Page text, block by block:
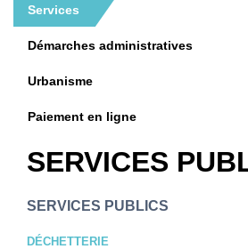
SPORTS-LOISIRS
Services
Démarches administratives
Urbanisme
Paiement en ligne
SERVICES
SERVICES PUBLICS
DÉCHETTERIE